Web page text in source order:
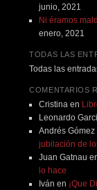
junio, 2021
Ni éramos
enero, 2021
TODAS LAS
Todas las
COMENTARIOS
Cristinaen
Leonardo
Andrés
jubilación de
Juan Gatnau
lo hace
Iván en ¡Que